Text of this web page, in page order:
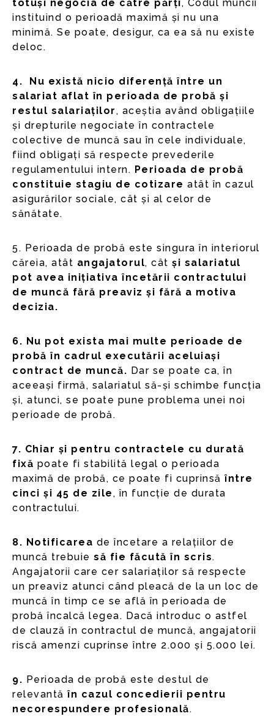
totuși negocia de către părți, Codul muncii
instituind o perioadă maximă și nu una
minimă. Se poate, desigur, ca ea să nu existe
deloc.
4.
Nu există nicio diferență între un
salariat aflat în perioada de probă și
restul salariaților, aceștia având obligațiile
și drepturile negociate în contractele
colective de muncă sau în cele individuale,
fiind obligați să respecte prevederile
regulamentului intern. Perioada de probă
constituie stagiu de cotizare atât în cazul
asigurărilor sociale, cât și al celor de
sănătate.
5. Perioada de probă este singura în interiorul
căreia, atât angajatorul, cât și salariatul
pot avea inițiativa încetării contractului
de muncă fără preaviz și fără a motiva
decizia.
6. Nu pot exista mai multe perioade de
probă în cadrul executării aceluiași
contract de muncă. Dar se poate ca, în
aceeași firmă, salariatul să-și schimbe funcția
și, atunci, se poate pune problema unei noi
perioade de probă.
7. Chiar și pentru contractele cu durată
fixă poate fi stabilită legal o perioada
maximă de probă, ce poate fi cuprinsă între
cinci și 45 de zile, în funcție de durata
contractului.
8. Notificarea de încetare a relațiilor de
muncă trebuie să fie făcută în scris.
Angajatorii care cer salariaților să respecte
un preaviz atunci când pleacă de la un loc de
muncă în timp ce se află în perioada de
probă încalcă legea. Dacă introduc o astfel
de clauză în contractul de muncă, angajatorii
riscă amenzi cuprinse între 2.000 și 5.000 lei.
9. Perioada de probă este destul de
relevantăîn cazul concedierii pentru
necorespundere profesională.